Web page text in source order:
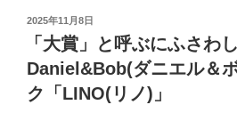
投
2025年11月8日
「大賞」と呼ぶにふさわ
Daniel&Bob(ダニエル＆
ク「LINO(リノ)」